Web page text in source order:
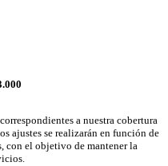
a nuestra cobertura
ajustes se realizarán en función de
con el objetivo de mantener la